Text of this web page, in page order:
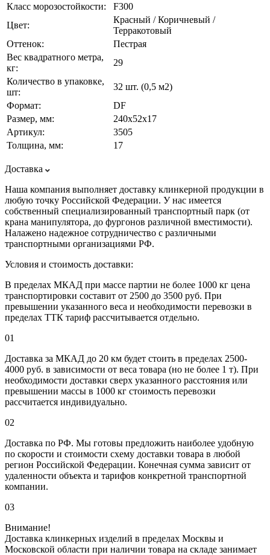
Класс морозостойкости:
F300
Цвет:
Красный / Коричневый /
Терракотовый
Оттенок:
Пестрая
Вес квадратного метра,
кг:
29
Количество в упаковке,
шт:
32 шт. (0,5 м2)
Формат:
DF
Размер, мм:
240х52х17
Артикул:
3505
Толщина, мм:
17
Доставка
Наша компания выполняет доставку клинкерной продукции в
любую точку Российской Федерации. У нас имеется
собственный специализированный транспортный парк (от
крана манипулятора, до фургонов различной вместимости).
Налажено надежное сотрудничество с различными
транспортными организациями РФ.
Условия и стоимость доставки:
В пределах МКАД при массе партии не более 1000 кг цена
транспортировки составит от 2500 до 3500 руб. При
превышении указанного веса и необходимости перевозки в
пределах ТТК тариф рассчитывается отдельно.
01
Доставка за МКАД до 20 км будет стоить в пределах 2500-
4000 руб. в зависимости от веса товара (но не более 1 т). При
необходимости доставки сверх указанного расстояния или
превышении массы в 1000 кг стоимость перевозки
рассчитается индивидуально.
02
Доставка по РФ. Мы готовы предложить наиболее удобную
по скорости и стоимости схему доставки товара в любой
регион Российской Федерации. Конечная сумма зависит от
удаленности объекта и тарифов конкретной транспортной
компании.
03
Внимание!
Доставка клинкерных изделий в пределах Москвы и
Московской области при наличии товара на складе занимает